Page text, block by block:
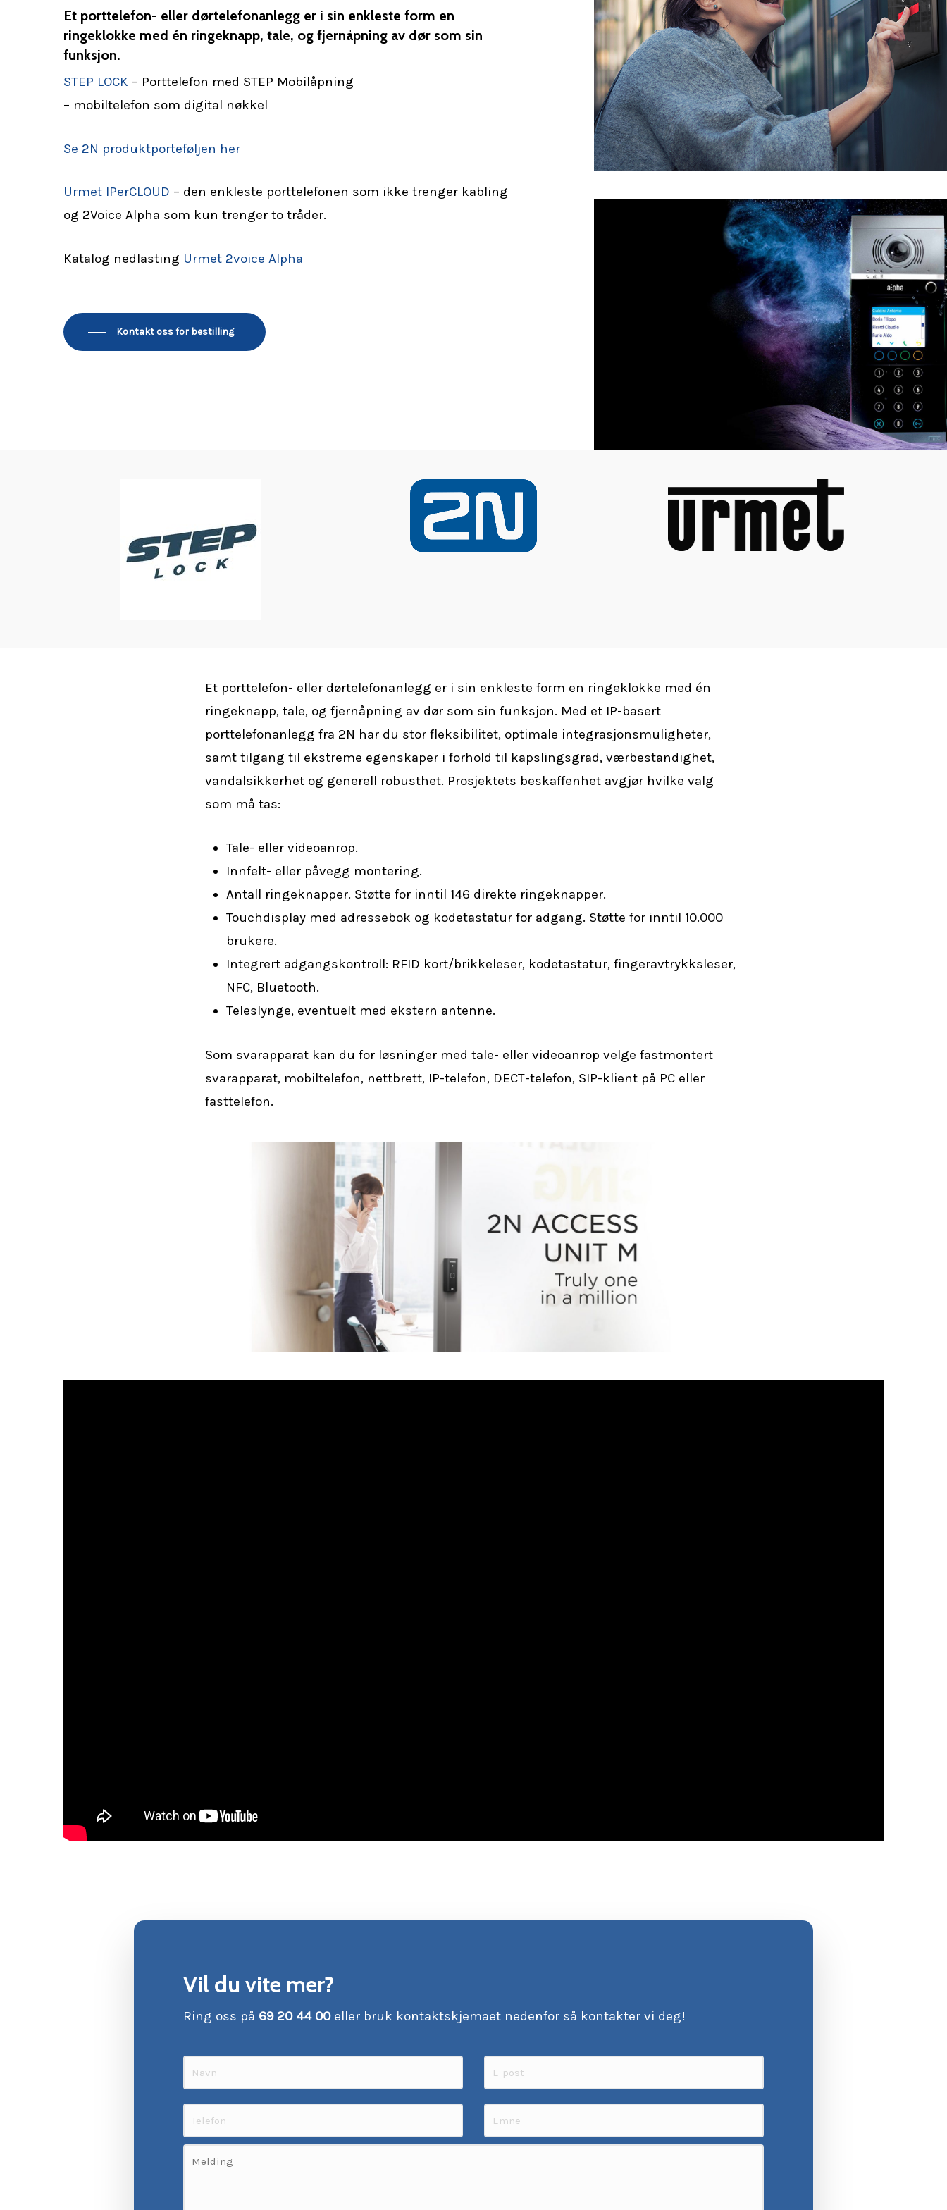
Et porttelefon- eller dørtelefonanlegg er i sin enkleste form en
ringeklokke med én ringeknapp, tale, og fjernåpning av dør som sin
funksjon.
STEP LOCK – Porttelefon med STEP Mobilåpning
– mobiltelefon som digital nøkkel
Se 2N produktporteføljen her
Urmet IPerCLOUD – den enkleste porttelefonen som ikke trenger kabling
og 2Voice Alpha som kun trenger to tråder.
Katalog nedlasting Urmet 2voice Alpha
Kontakt oss for bestilling
Et porttelefon- eller dørtelefonanlegg er i sin enkleste form en ringeklokke med én
ringeknapp, tale, og fjernåpning av dør som sin funksjon. Med et IP-basert
porttelefonanlegg fra 2N har du stor fleksibilitet, optimale integrasjonsmuligheter,
samt tilgang til ekstreme egenskaper i forhold til kapslingsgrad, værbestandighet,
vandalsikkerhet og generell robusthet. Prosjektets beskaffenhet avgjør hvilke valg
som må tas:
Tale- eller videoanrop.
Innfelt- eller påvegg montering.
Antall ringeknapper. Støtte for inntil 146 direkte ringeknapper.
Touchdisplay med adressebok og kodetastatur for adgang. Støtte for inntil 10.000
brukere.
Integrert adgangskontroll: RFID kort/brikkeleser, kodetastatur, fingeravtrykksleser,
NFC, Bluetooth.
Teleslynge, eventuelt med ekstern antenne.
Som svarapparat kan du for løsninger med tale- eller videoanrop velge fastmontert
svarapparat, mobiltelefon, nettbrett, IP-telefon, DECT-telefon, SIP-klient på PC eller
fasttelefon.
Vil du vite mer?
Ring oss på 69 20 44 00eller bruk kontaktskjemaet nedenfor så kontakter vi deg!